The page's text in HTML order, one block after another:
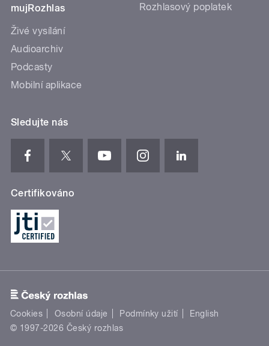
mujRozhlas
Živé vysílání
Audioarchiv
Podcasty
Mobilní aplikace
Rozhlasový poplatek
Sledujte nás
Certifikováno
Cookies Osobní údaje Podmínky užití
English
© 1997-2026 Český rozhlas